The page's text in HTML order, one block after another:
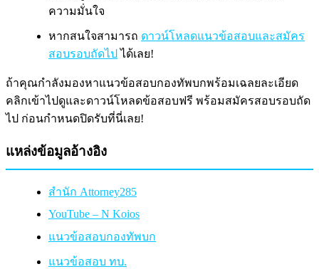
ความมั่นใจ
หากสนใจสามารถ ดาวน์โหลดแนวข้อสอบและสมัคร
สอบรอบถัดไป ได้เลย!
ถ้าคุณกำลังมองหาแนวข้อสอบกองทัพบกพร้อมเฉลยละเอียด
คลิกเข้าไปดูและดาวน์โหลดข้อสอบฟรี พร้อมสมัครสอบรอบถัด
ไป ก่อนกำหนดปิดรับที่นี่เลย!
แหล่งข้อมูลอ้างอิง
สำนัก Attorney285
YouTube – N Koios
แนวข้อสอบกองทัพบก
แนวข้อสอบ ทบ.